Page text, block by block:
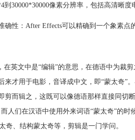
到30000*30000像素分辨率，包括高清晰
性：After Effects可以精确到一个象素点
英文中是“编辑”的意思，在德语中为裁剪
来才用于电影，音译成中文，即“蒙太奇”
剪而辑之，这既可以像德语那样直接同切
而人们在汉语中使用外来词语“蒙太奇”的
奇、结构蒙太奇等，剪辑是一门学问。